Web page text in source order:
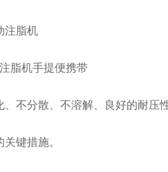
注脂机
脂机手提便携带
、不分散、不溶解、良好的耐压
键措施。